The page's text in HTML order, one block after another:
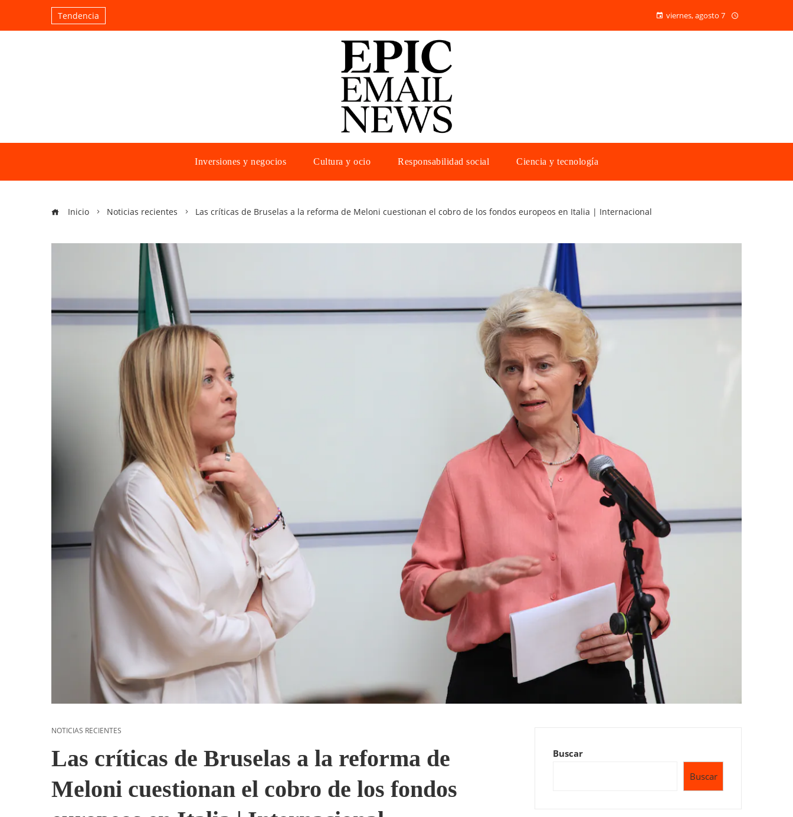
Tendencia viernes, agosto 7
Inversiones y negocios Cultura y ocio Responsabilidad social Ciencia y tecnología
Inicio Noticias recientes Las críticas de Bruselas a la reforma de Meloni cuestionan el cobro de los fondos europeos en Italia | Internacional
NOTICIAS RECIENTES
Las críticas de Bruselas a la reforma de
Meloni cuestionan el cobro de los fondos
Buscar
Buscar